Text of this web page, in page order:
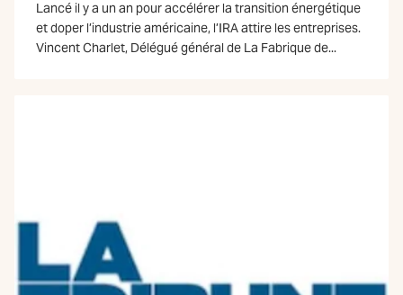
Lancé il y a un an pour accélérer la transition énergétique
et doper l’industrie américaine, l’IRA attire les entreprises.
Vincent Charlet, Délégué général de La Fabrique de...